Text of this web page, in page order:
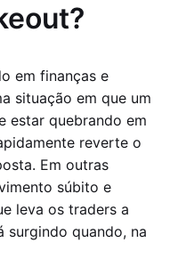
em finanças e
situação em que um
estar quebrando em
reverte o
Em outras
súbito e
leva os traders a
surgindo quando, na